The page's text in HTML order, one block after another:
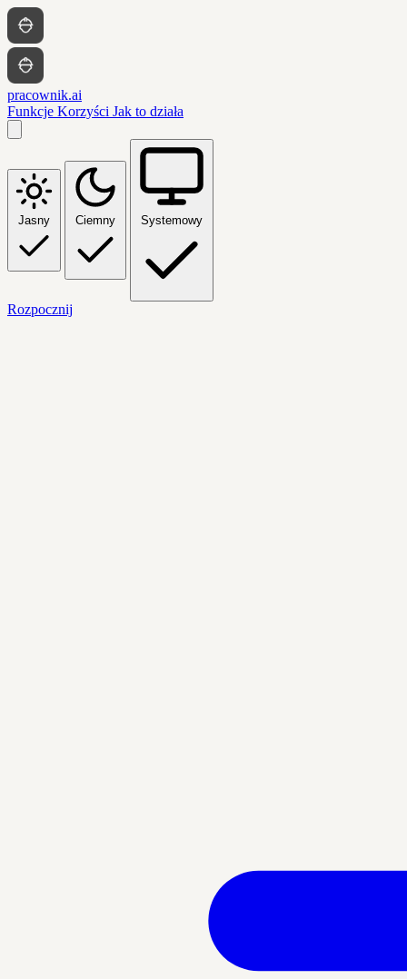
pracownik.ai
Funkcje Korzyści Jak to działa
Jasny Ciemny Systemowy
Rozpocznij